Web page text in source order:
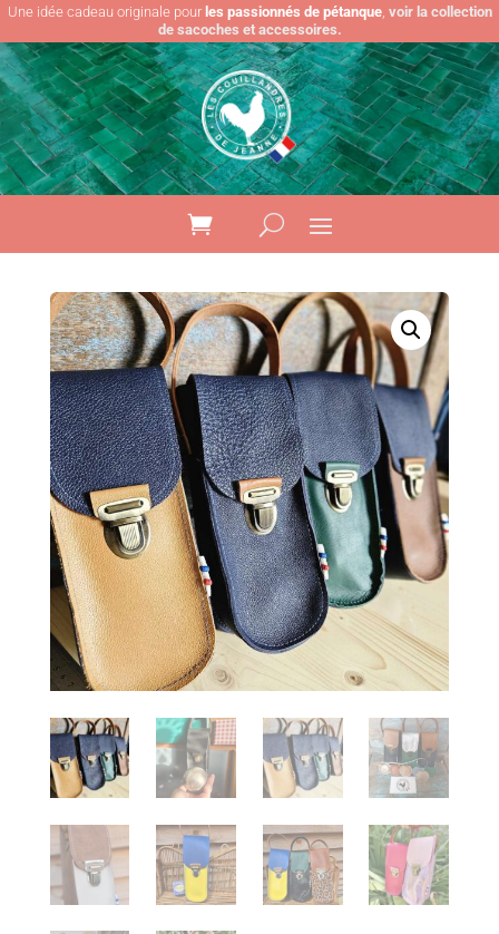
Une idée cadeau originale pour les passionnés de pétanque, voir la collection
de sacoches et accessoires.